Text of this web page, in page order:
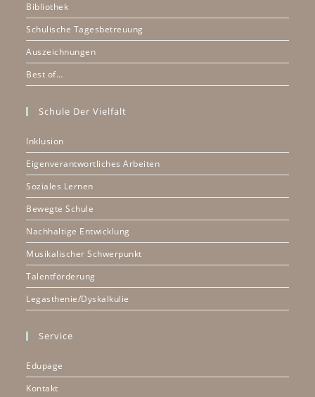
Bibliothek
Schulische Tagesbetreuung
Auszeichnungen
Best of…
Schule Der Vielfalt
Inklusion
Eigenverantwortliches Arbeiten
Soziales Lernen
Bewegte Schule
Nachhaltige Entwicklung
Musikalischer Schwerpunkt
Talentförderung
Legasthenie/Dyskalkulie
Service
Edupage
Kontakt